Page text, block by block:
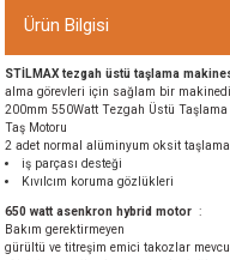
Ürün Bilgisi
STİLMAX tezgah üstü taşlama
alma görevleri için sağlam bir
200mm 550Watt Tezgah Üstü
Taş Motoru
2 adet normal alüminyum oksit
iş parçası desteği
Kıvılcım koruma gözlükleri
650 watt asenkron hybrid motor :
Bakım gerektirmeyen
gürültü ve titreşim emici takozlar